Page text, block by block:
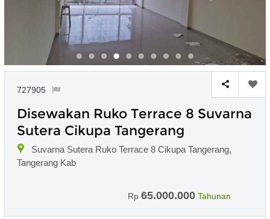
727905
Disewakan Ruko Terrace 8 Suvarna
Sutera Cikupa Tangerang
Suvarna Sutera Ruko Terrace 8 Cikupa Tangerang,
Tangerang Kab
Rp 65.000.000 Tahunan